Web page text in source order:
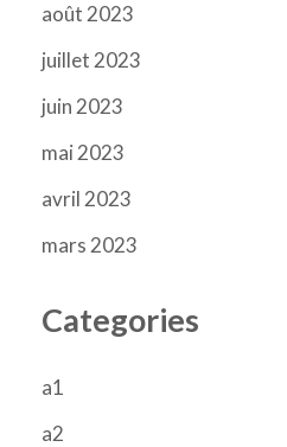
août 2023
juillet 2023
juin 2023
mai 2023
avril 2023
mars 2023
Categories
a1
a2